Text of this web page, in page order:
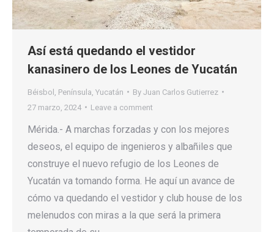
Así está quedando el vestidor
kanasinero de los Leones de Yucatán
Béisbol Península Yucatán By Juan Carlos Gutierrez
27 marzo, 2024
Leave a comment
Mérida.- A marchas forzadas y con los mejores
deseos, el equipo de ingenieros y albañiles que
construye el nuevo refugio de los Leones de
Yucatán va tomando forma. He aquí un avance de
cómo va quedando el vestidor y club house de los
melenudos con miras a la que será la primera